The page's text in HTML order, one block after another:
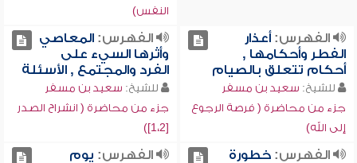
النفس)
الفهرس:أعذار
الفطر وأحكامها ,
أحكام تتعلق بالصيام
للشيخ: سعيد بن مسفر
جزء من محاضرة ( فرصة الرجوع
إلى الله)
الفهرس:المعاصي
وأثرها السيء على
الفرد والمجتمع , الأسئلة
للشيخ: سعيد بن مسفر
جزء من محاضرة ( انشراح الصدر
[1،2])
الفهرس:خطورة
الفهرس: يوم